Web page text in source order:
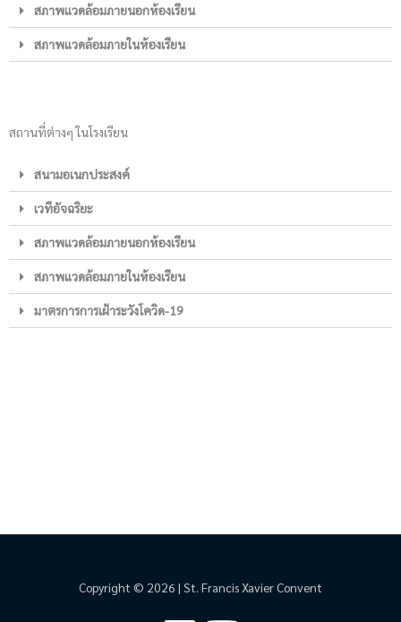
สภาพแวดล้อมภายนอกห้องเรียน
สภาพแวดล้อมภายในห้องเรียน
สถานที่ต่างๆ ในโรงเรียน
สนามอเนกประสงค์
เวทีอัจฉริยะ
สภาพแวดล้อมภายนอกห้องเรียน
สภาพแวดล้อมภายในห้องเรียน
มาตรการการเฝ้าระวังโควิด-19
Copyright © 2026 | St. Francis Xavier Convent